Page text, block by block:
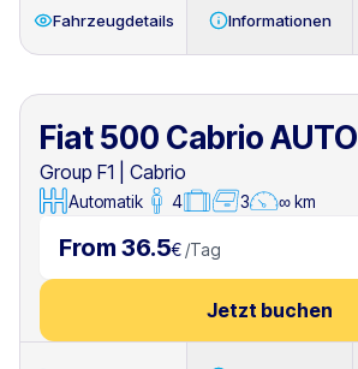
Fahrzeugdetails Informationen
Fiat 500 Cabrio AUTO
Group F1
Cabrio
Automatik 4 3 ∞ km
From 36.5€ /Tag
Jetzt buchen